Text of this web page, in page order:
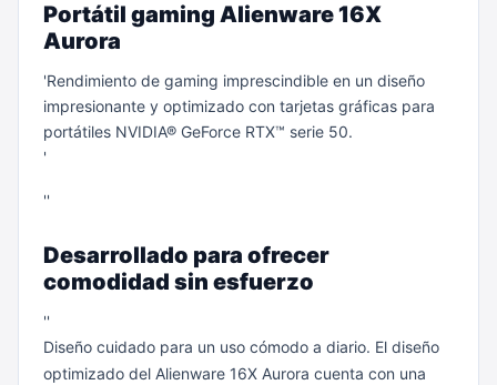
Portátil gaming Alienware 16X
Aurora
'Rendimiento de gaming imprescindible en un diseño
impresionante y optimizado con tarjetas gráficas para
portátiles NVIDIA® GeForce RTX™ serie 50.
'
''
Desarrollado para ofrecer
comodidad sin esfuerzo
''
Diseño cuidado para un uso cómodo a diario. El diseño
optimizado del Alienware 16X Aurora cuenta con una